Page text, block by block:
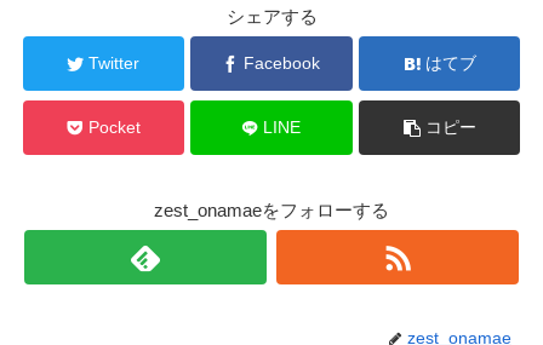
シェアする
Twitter Facebook はてブ
Pocket LINE コピー
zest_onamaeをフォローする
zest_onamae